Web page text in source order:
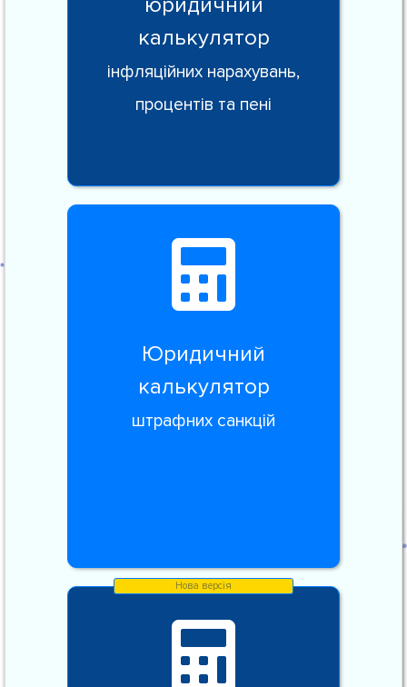
калькулятор
інфляційних нарахувань,
процентів та пені
Юридичний
калькулятор
штрафних санкцій